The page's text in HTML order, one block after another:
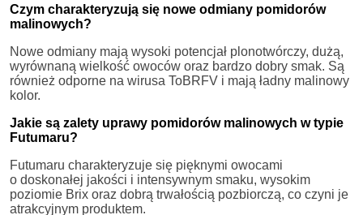
Czym charakteryzują się nowe odmiany pomidorów
malinowych?
Nowe odmiany mają wysoki potencjał plonotwórczy, dużą,
wyrównaną wielkość owoców oraz bardzo dobry smak. Są
również odporne na wirusa ToBRFV i mają ładny malinowy
kolor.
Jakie są zalety uprawy pomidorów malinowych w typie
Futumaru?
Futumaru charakteryzuje się pięknymi owocami
o doskonałej jakości i intensywnym smaku, wysokim
poziomie Brix oraz dobrą trwałością pozbiorczą, co czyni je
atrakcyjnym produktem.